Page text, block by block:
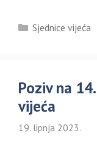
Kategorije
Sjednice vijeća
Poziv na
vijeća
19. lipnja 2023.